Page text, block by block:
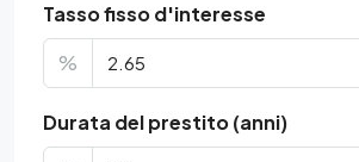
Tasso fisso d'interesse
%
Durata del prestito (anni)